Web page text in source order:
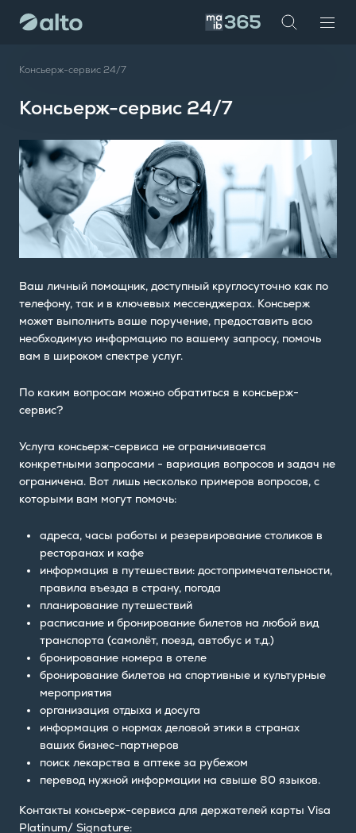
investor maib
Консьерж-сервис 24/7
Консьерж-сервис 24/7
Ваш личный помощник, доступный круглосуточно как по
телефону, так и в ключевых мессенджерах. Консьерж
может выполнить ваше поручение, предоставить всю
необходимую информацию по вашему запросу, помочь
вам в широком спектре услуг.
По каким вопросам можно обратиться в консьерж-
сервис?
Услуга консьерж-сервиса не ограничивается
конкретными запросами - вариация вопросов и задач не
ограничена. Вот лишь несколько примеров вопросов, с
которыми вам могут помочь:
адреса, часы работы и резервирование столиков в
ресторанах и кафе
информация в путешествии: достопримечательности,
правила въезда в страну, погода
планирование путешествий
расписание и бронирование билетов на любой вид
транспорта (самолёт, поезд, автобус и т.д.)
бронирование номера в отеле
бронирование билетов на спортивные и культурные
мероприятия
организация отдыха и досуга
информация о нормах деловой этики в странах
ваших бизнес-партнеров
поиск лекарства в аптеке за рубежом
перевод нужной информации на свыше 80 языков.
Контакты консьерж-сервиса для держателей карты Visa
Platinum/ Signature: